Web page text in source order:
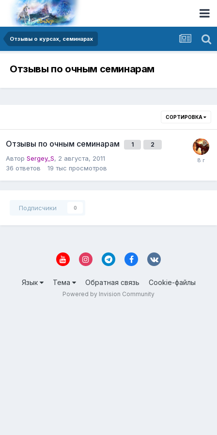
Отзывы о курсах, семинарах
Отзывы по очным семинарам
СОРТИРОВКА
Отзывы по очным семинарам 1 2
Автор Sergey_S, 2 августа, 2011
36 ответов 19 тыс просмотров
Подписчики 0
Язык Тема Обратная связь Cookie-файлы
Powered by Invision Community